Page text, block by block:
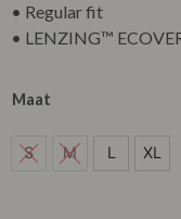
• Regular fit
• LENZING™
Maat
S
S M L XL